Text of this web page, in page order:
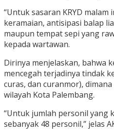
“Untuk sasaran KRYD malam
keramaian, antisipasi balap
maupun tempat sepi yang
kepada wartawan.
Dirinya menjelaskan, bahwa
mencegah terjadinya tindak
curas, dan curanmor),
wilayah Kota Palembang.
“Untuk jumlah personil yang
sebanyak 48 personil,” jelas